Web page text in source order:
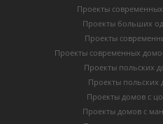
Проекты
Проекты больших
Проекты
Проекты современных
Проекты польских
Проекты польских
Проекты домов с
Проекты домов с